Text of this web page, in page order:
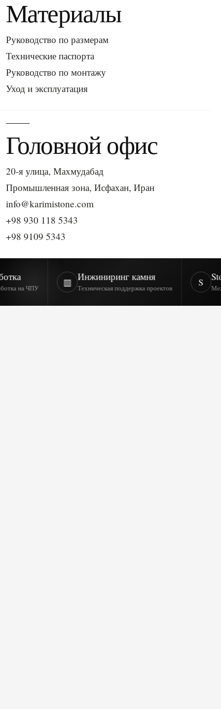
Материалы
Руководство по размерам
Технические паспорта
Руководство по монтажу
Уход и эксплуатация
Головной офис
20-я улица, Махмудабад
Промышленная зона, Исфахан, Иран
info@karimistone.com
+98 930 118 5343
+98 9109 5343
ЧПУ
Инжиниринг камня
Техническая поддержка проектов